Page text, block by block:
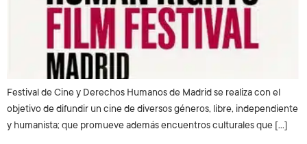
Festival de Cine y Derechos Humanos de Madrid se realiza con el
objetivo de difundir un cine de diversos géneros, libre, independiente
y humanista; que promueve además encuentros culturales que […]